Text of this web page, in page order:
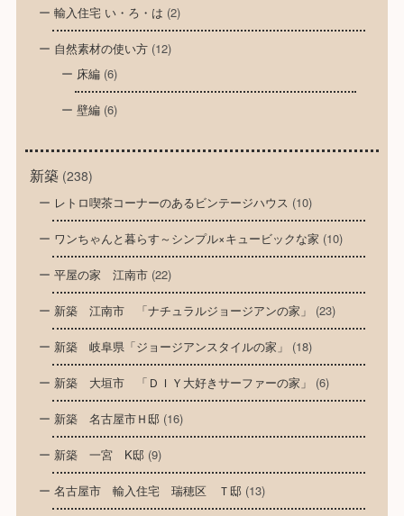
輸入住宅 い・ろ・は (2)
自然素材の使い方(12)
床編(6)
壁編(6)
新築(238)
レトロ喫茶コーナーのあるビンテージハウス (10)
ワンちゃんと暮らす～シンプル×キュービックな家 (10)
平屋の家 江南市(22)
新築 江南市 「ナチュラルジョージアンの家」 (23)
新築 岐阜県「ジョージアンスタイルの家」 (18)
新築 大垣市 「ＤＩＹ大好きサーファーの家」 (6)
新築 名古屋市Ｈ邸(16)
新築 一宮 K邸(9)
名古屋市 輸入住宅 瑞穂区 Ｔ邸(13)